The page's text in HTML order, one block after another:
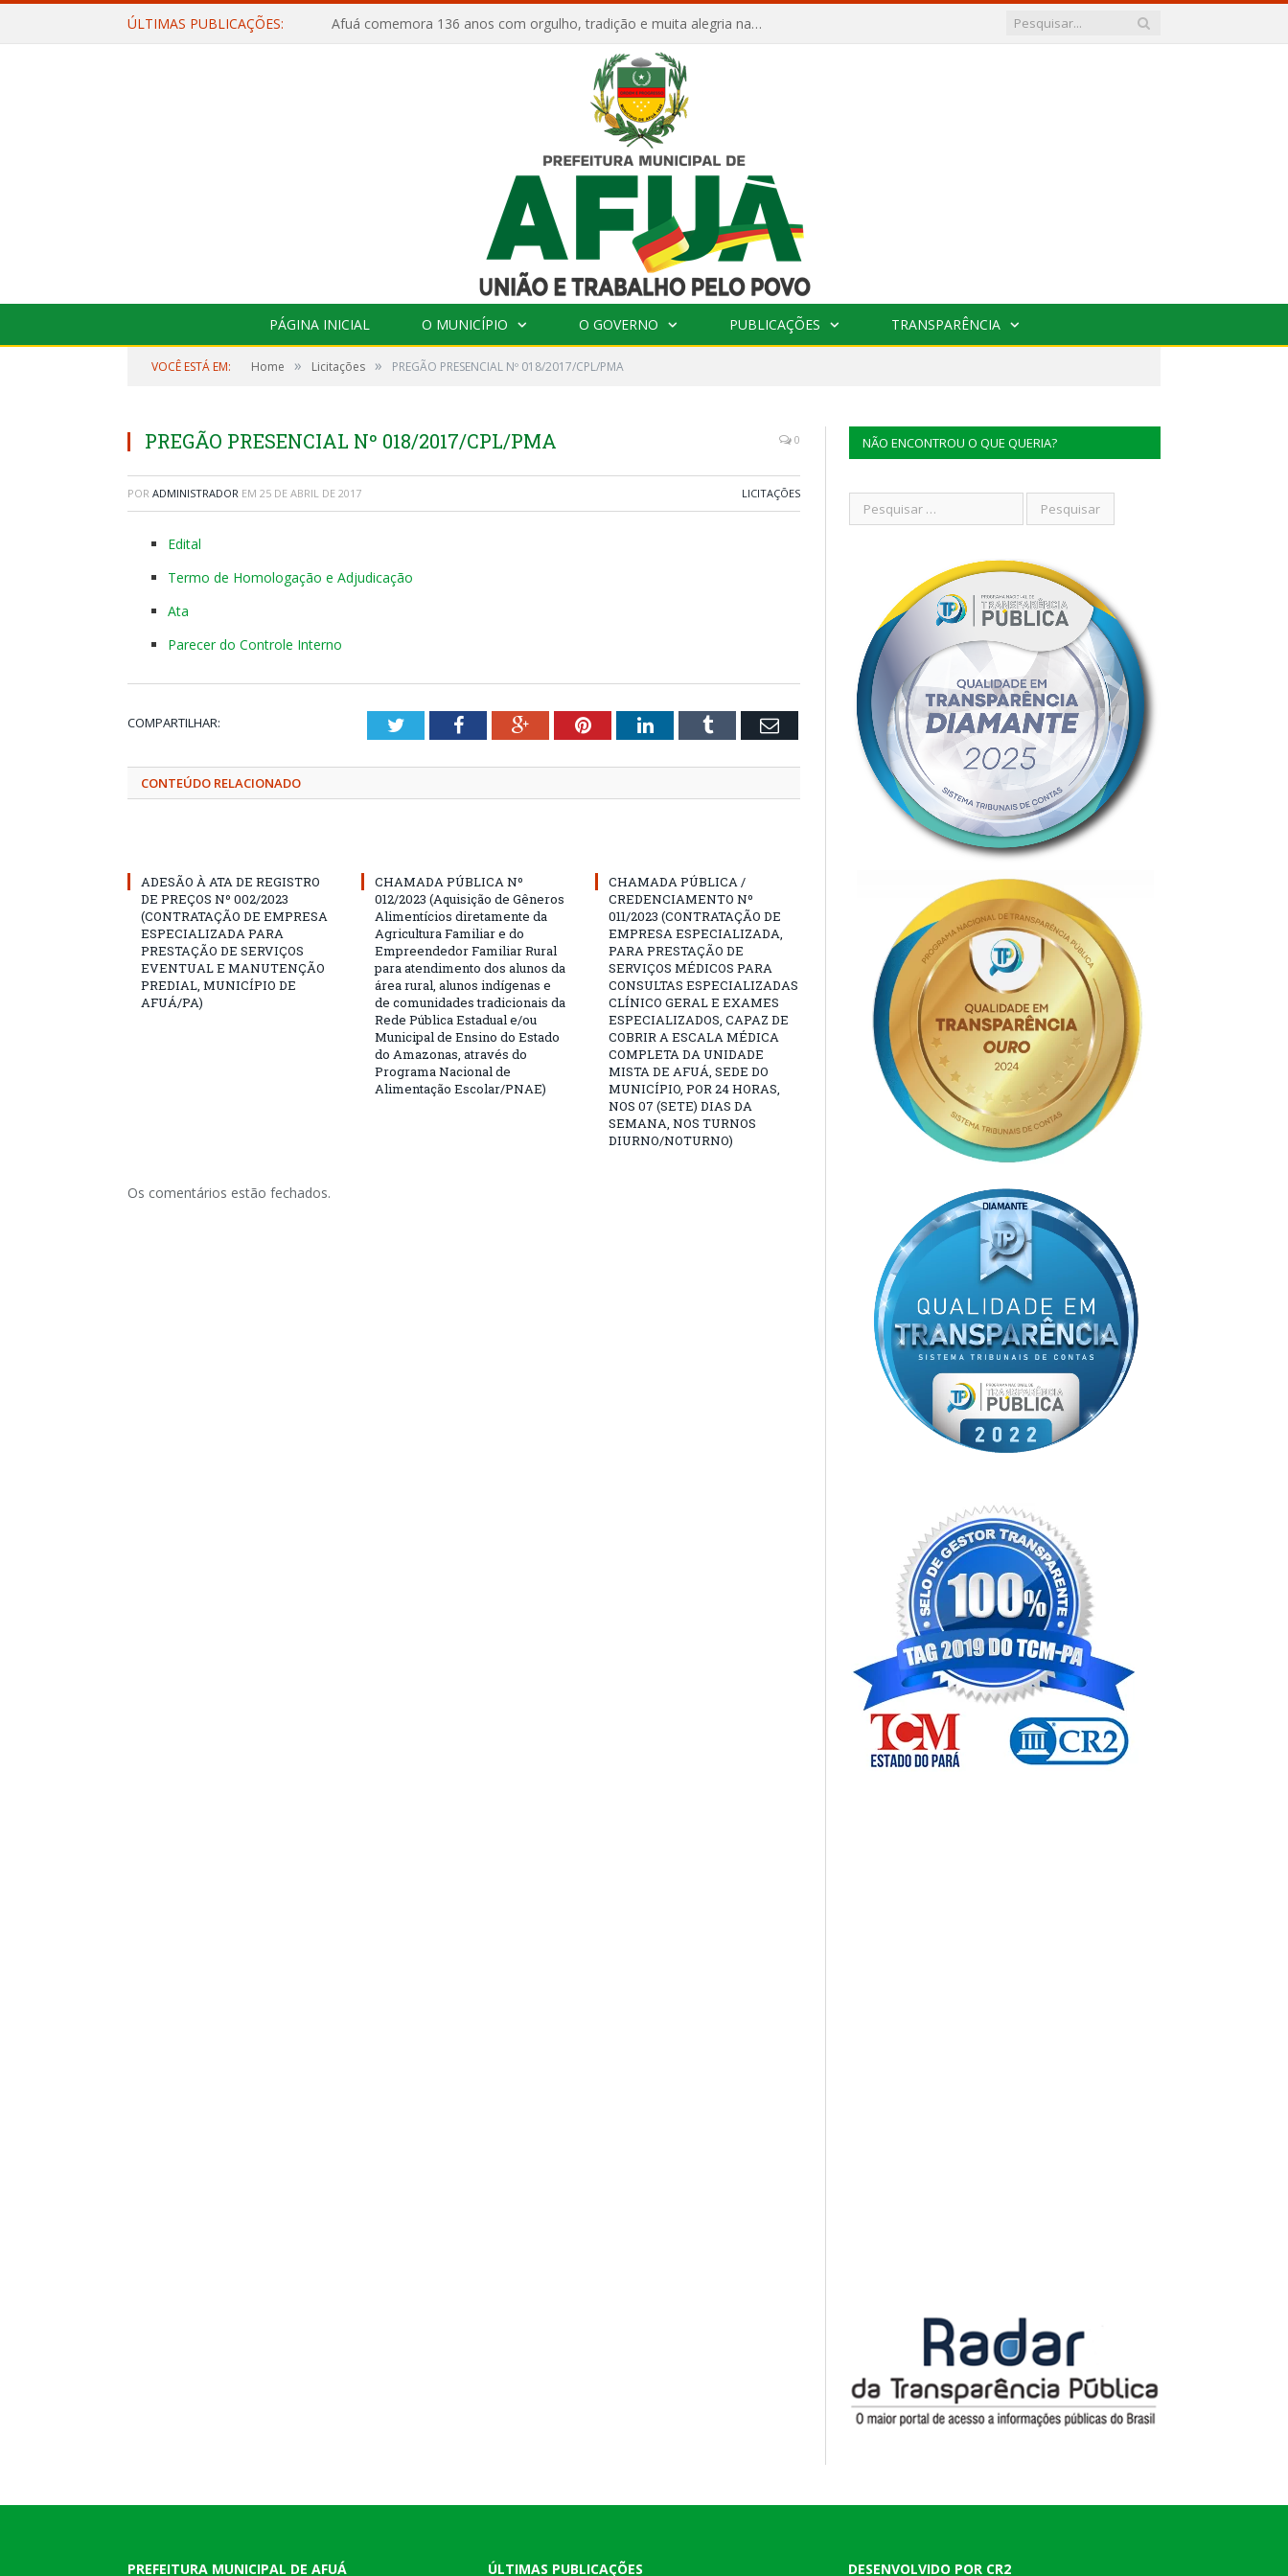
ÚLTIMAS PUBLICAÇÕES: Afuá comemora 136 anos com orgulho, tradição e muita alegria na Quadra Dr. Nelson Salomão
PÁGINA INICIAL O MUNICÍPIO O GOVERNO PUBLICAÇÕES TRANSPARÊNCIA
VOCÊ ESTÁ EM: Home » Licitações » PREGÃO PRESENCIAL Nº 018/2017/CPL/PMA
PREGÃO PRESENCIAL Nº 018/2017/CPL/PMA 0
POR ADMINISTRADOR EM 25 DE ABRIL DE 2017 LICITAÇÕES
Edital
Termo de Homologação e Adjudicação
Ata
Parecer do Controle Interno
COMPARTILHAR: TwitterFacebookGoogle+PinterestLinkedInTumblr Email
CONTEÚDO RELACIONADO
ADESÃO À ATA DE REGISTRO
DE PREÇOS Nº 002/2023
(CONTRATAÇÃO DE EMPRESA
ESPECIALIZADA PARA
PRESTAÇÃO DE SERVIÇOS
EVENTUAL E MANUTENÇÃO
PREDIAL, MUNICÍPIO DE
AFUÁ/PA)
CHAMADA PÚBLICA Nº
012/2023 (Aquisição de Gêneros
Alimentícios diretamente da
Agricultura Familiar e do
Empreendedor Familiar Rural
para atendimento dos alunos da
área rural, alunos indígenas e
de comunidades tradicionais da
Rede Pública Estadual e/ou
Municipal de Ensino do Estado
do Amazonas, através do
Programa Nacional de
Alimentação Escolar/PNAE)
CHAMADA PÚBLICA /
CREDENCIAMENTO Nº
011/2023 (CONTRATAÇÃO DE
EMPRESA ESPECIALIZADA,
PARA PRESTAÇÃO DE
SERVIÇOS MÉDICOS PARA
CONSULTAS ESPECIALIZADAS
CLÍNICO GERAL E EXAMES
ESPECIALIZADOS, CAPAZ DE
COBRIR A ESCALA MÉDICA
COMPLETA DA UNIDADE
MISTA DE AFUÁ, SEDE DO
MUNICÍPIO, POR 24 HORAS,
NOS 07 (SETE) DIAS DA
SEMANA, NOS TURNOS
DIURNO/NOTURNO)
Os comentários estão fechados.
NÃO ENCONTROU O QUE QUERIA?
PREFEITURA MUNICIPAL DE AFUÁ ÚLTIMAS PUBLICAÇÕES DESENVOLVIDO POR CR2